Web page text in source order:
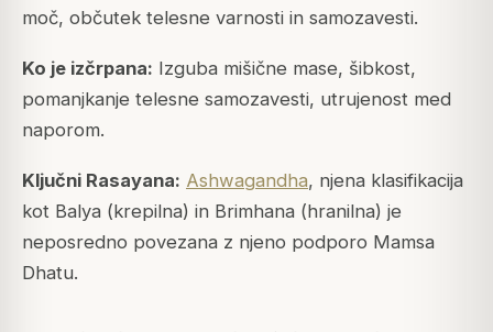
moč, občutek telesne varnosti in samozavesti.
Ko je izčrpana: Izguba mišične mase, šibkost,
pomanjkanje telesne samozavesti, utrujenost med
naporom.
Ključni Rasayana: Ashwagandha, njena klasifikacija
kot Balya (krepilna) in Brimhana (hranilna) je
neposredno povezana z njeno podporo Mamsa
Dhatu.